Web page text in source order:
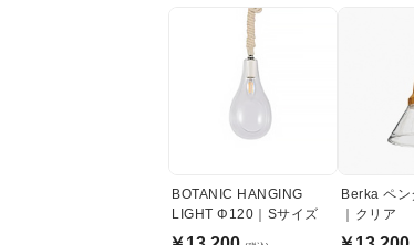
BOTANIC HANGING
LIGHT Φ120｜Sサイズ
Berka ペン
｜クリア